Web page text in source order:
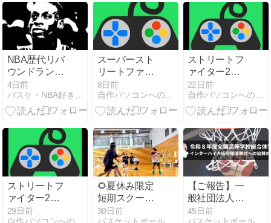
ィの理想の三
位一体【海外
からの視点】
NBA歴代リバ
ウンドランキ
ング：ゴール
下の支配者た
ちが刻んだ空
4日前
スーパースト
リートファイ
ター2をバル
ログでプレー
しました
8日前
自作パソコンへの第一歩
ストリートフ
ァイター2タ
ーボをベガで
プレーしまし
た
22日前
自作パソコンへの第一歩
ストリートフ
ァイター2タ
ーボ 久しぶり
29日前
🌻夏休み限定
短期スクール
開催！🏀
30日前
【ご報告】一
般社団法人バ
スケットボー
45日前